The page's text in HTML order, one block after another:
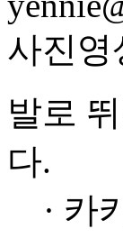
사진영
발로
다.
· 카